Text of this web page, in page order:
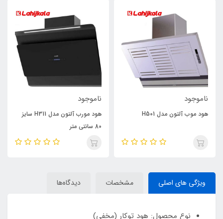
ناموجود
هود موب آلتون مدل H501
ناموجود
هود مورب آلتون مدل H311 سایز
80 سانتی متر
ویژگی های اصلی مشخصات دیدگاه‌ها
نوع محصول: هود توکار (مخفی)